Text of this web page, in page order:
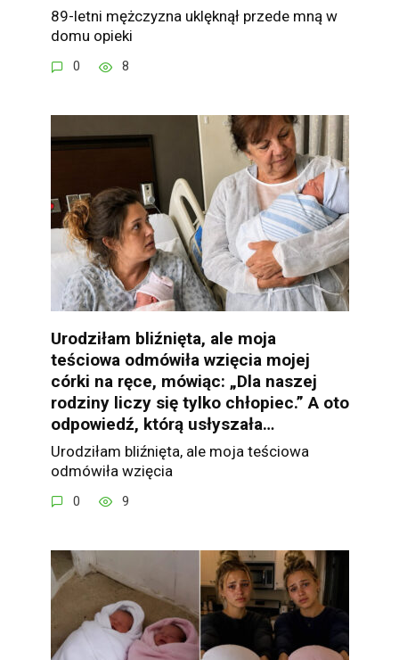
89-letni mężczyzna uklęknął przede mną w
domu opieki
0 8
Urodziłam bliźnięta, ale moja
teściowa odmówiła wzięcia mojej
córki na ręce, mówiąc: „Dla naszej
rodziny liczy się tylko chłopiec.” A oto
odpowiedź, którą usłyszała…
Urodziłam bliźnięta, ale moja teściowa
odmówiła wzięcia
0 9